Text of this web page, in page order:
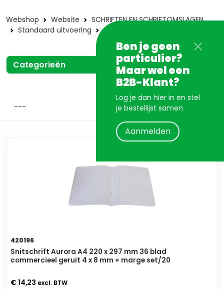
Ben je geen
particulier?
Maar wel een
B2B-Klant?
Log je dan hier in en stel
je bestellijst samen
Aanmelden
Webshop Website
SCHRIFTEN EN SCHRIFTOMSLAGEN
Standaard uitvoering
A4 schriften
Categorieën
420196
Snitschrift Aurora A4 220 x 297 mm 36 blad
commercieel geruit 4 x 8 mm + marge set/20
€ 14,23 excl. BTW